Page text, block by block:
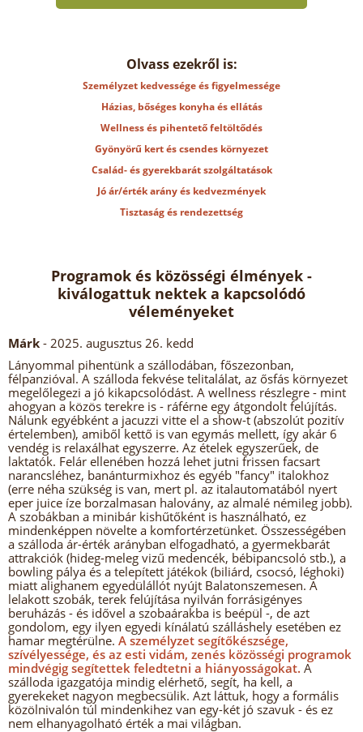
Olvass ezekről is:
Személyzet kedvessége és figyelmessége
Házias, bőséges konyha és ellátás
Wellness és pihentető feltöltődés
Gyönyörű kert és csendes környezet
Család- és gyerekbarát szolgáltatások
Jó ár/érték arány és kedvezmények
Tisztaság és rendezettség
Programok és közösségi élmények -
kiválogattuk nektek a kapcsolódó
véleményeket
Márk - 2025. augusztus 26. kedd
Lányommal pihentünk a szállodában, főszezonban,
félpanzióval. A szálloda fekvése telitalálat, az ősfás környezet
megelőlegezi a jó kikapcsolódást. A wellness részlegre - mint
ahogyan a közös terekre is - ráférne egy átgondolt felújítás.
Nálunk egyébként a jacuzzi vitte el a show-t (abszolút pozitív
értelemben), amiből kettő is van egymás mellett, így akár 6
vendég is relaxálhat egyszerre. Az ételek egyszerűek, de
laktatók. Felár ellenében hozzá lehet jutni frissen facsart
narancsléhez, banánturmixhoz és egyéb "fancy" italokhoz
(erre néha szükség is van, mert pl. az italautomatából nyert
eper juice íze borzalmasan halovány, az almalé némileg jobb).
A szobákban a minibár kishűtőként is használható, ez
mindenképpen növelte a komfortérzetünket. Összességében
a szálloda ár-érték arányban elfogadható, a gyermekbarát
attrakciók (hideg-meleg vizű medencék, bébipancsoló stb.), a
bowling pálya és a telepített játékok (biliárd, csocsó, léghoki)
miatt alighanem egyedülállót nyújt Balatonszemesen. A
lelakott szobák, terek felújítása nyilván forrásigényes
beruházás - és idővel a szobaárakba is beépül -, de azt
gondolom, egy ilyen egyedi kínálatú szálláshely esetében ez
hamar megtérülne. A személyzet segítőkészsége,
szívélyessége, és az esti vidám, zenés közösségi programok
mindvégig segítettek feledtetni a hiányosságokat. A
szálloda igazgatója mindig elérhető, segít, ha kell, a
gyerekeket nagyon megbecsülik. Azt láttuk, hogy a formális
közölnivalón túl mindenkihez van egy-két jó szavuk - és ez
nem elhanyagolható érték a mai világban.